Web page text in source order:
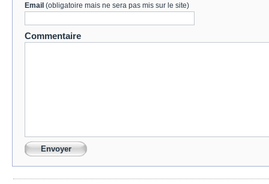
Email (obligatoire mais ne sera pas mis sur le site)
Commentaire